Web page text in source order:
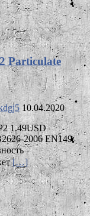
Particulate
10.04.2020
1.49USD
2006 EN149:
[…]